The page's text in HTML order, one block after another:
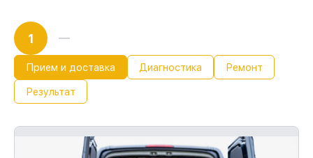
1
Прием и доставка Диагностика Ремонт
Результат